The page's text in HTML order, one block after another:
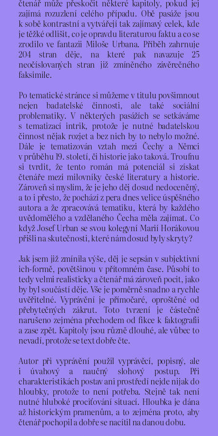
čtenář může přeskočit některé kapitoly, pokud jej
zajímá rozuzlení celého případu. Obě pasáže jsou
k sobě kontrastní a vytvářejí tak zajímavý celek, kde
je těžké odlišit, co je opravdu literaturou faktu a co se
zrodilo ve fantazii Miloše Urbana. Příběh zahrnuje
204 stran děje, na které pak navazuje 25
neočíslovaných stran již zmíněného závěrečného
faksimile.
Po tematické stránce si můžeme v titulu povšimnout
nejen badatelské činnosti, ale také sociální
problematiky. V některých pasážích se setkáváme
s tematizací intrik, protože je nutné badatelskou
činnost nějak rozjet a bez nich by to nebylo možné.
Dále je tematizován vztah mezi Čechy a Němci
v průběhu 19. století, či historie jako taková. Troufnu
si tvrdit, že tento román má potenciál si získat
čtenáře mezi milovníky české literatury a historie.
Zároveň si myslím, že je jeho děj dosud nedoceněný,
a to i přesto, že pochází z pera dnes velice úspěšného
autora a že zpracovává tematiku, která by každého
uvědomělého a vzdělaného Čecha měla zajímat. Co
když Josef Urban se svou kolegyní Marií Horákovou
přišli na skutečnosti, které nám dosud byly skryty?
Jak jsem již zmínila výše, děj je sepsán v subjektivní
ich-formě, povětšinou v přítomném čase. Působí to
tedy velmi realisticky a čtenář má zároveň pocit, jako
by byl součástí děje. Vše je poměrně snadno a rychle
uvěřitelné. Vyprávění je přímočaré, oproštěné od
přebytečných zákrut. Toto tvrzení je částečně
narušeno zejména přechodem od fikce k faktografii
a zase zpět. Kapitoly jsou různě dlouhé, ale vůbec to
nevadí, protože se text dobře čte.
Autor při vyprávění použil vyprávěcí, popisný, ale
i úvahový a naučný slohový postup. Při
charakteristikách postav ani prostředí nejde nijak do
hloubky, protože to není potřeba. Stejně tak není
nutné hluboké prociťování situací. Hloubka je dána
až historickým pramenům, a to zejména proto, aby
čtenář pochopil a dobře se nacítil na danou dobu.